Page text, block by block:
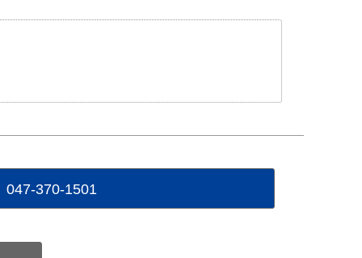
047-370-1501